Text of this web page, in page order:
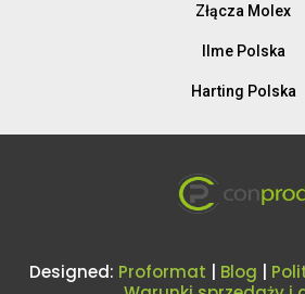
Złącza Molex
Ilme Polska
Harting Polska
Designed: Proformat Blog